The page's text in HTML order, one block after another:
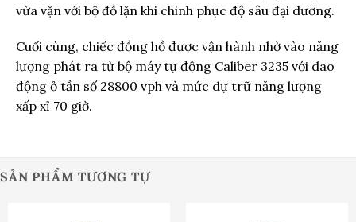
vừa vặn với bộ đồ lặn khi chinh phục độ sâu đại dương.
Cuối cùng, chiếc đồng hồ được vận hành nhờ vào năng
lượng phát ra từ bộ máy tự động Caliber 3235 với dao
động ở tần số 28800 vph và mức dự trữ năng lượng
xấp xỉ 70 giờ.
SẢN PHẨM TƯƠNG TỰ